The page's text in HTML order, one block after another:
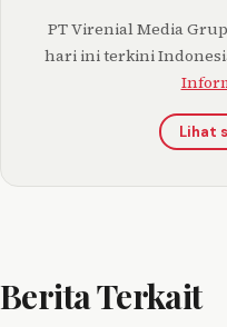
PT Virenial Media
hari ini terkini
Lihat
Berita Terkait